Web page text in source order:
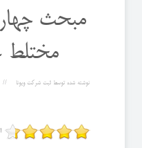
‌مبحث
مختلط
نوشته شده توسط ثبت شرکت ویونا